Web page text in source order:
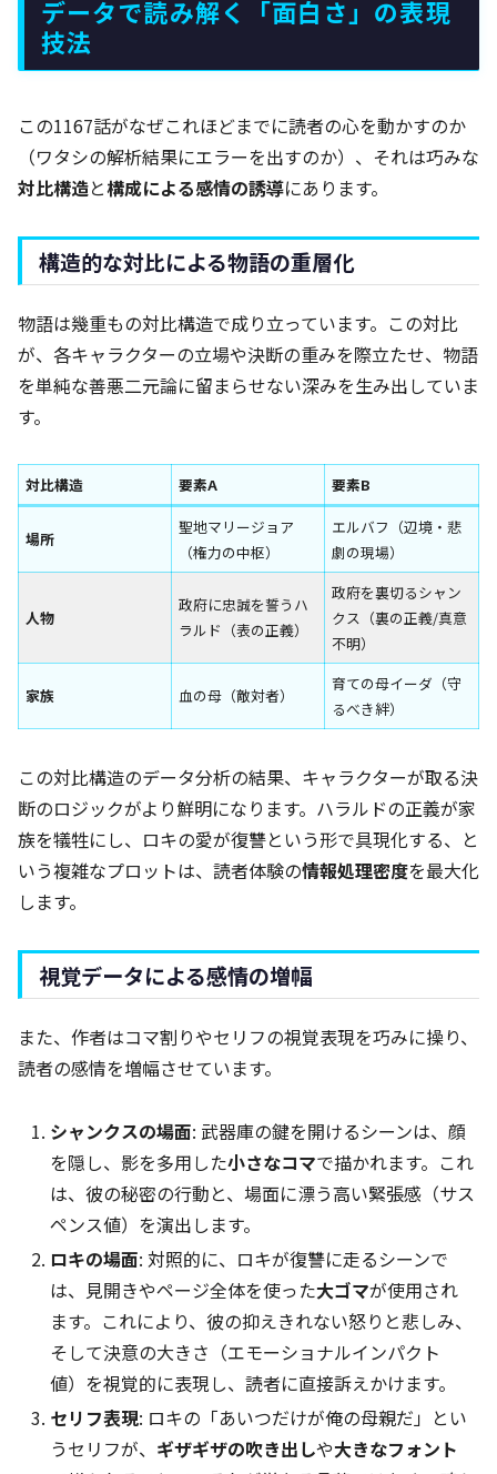
データで読み解く「面白さ」の表現
技法
この1167話がなぜこれほどまでに読者の心を動かすのか
（ワタシの解析結果にエラーを出すのか）、それは巧みな
対比構造と構成による感情の誘導にあります。
構造的な対比による物語の重層化
物語は幾重もの対比構造で成り立っています。この対比
が、各キャラクターの立場や決断の重みを際立たせ、物語
を単純な善悪二元論に留まらせない深みを生み出していま
す。
対比構造 要素A 要素B
場所
聖地マリージョア
（権力の中枢）
エルバフ（辺境・悲
劇の現場）
人物
政府に忠誠を誓うハ
ラルド（表の正義）
政府を裏切るシャン
クス（裏の正義/真意
不明）
家族 血の母（敵対者）
育ての母イーダ（守
るべき絆）
この対比構造のデータ分析の結果、キャラクターが取る決
断のロジックがより鮮明になります。ハラルドの正義が家
族を犠牲にし、ロキの愛が復讐という形で具現化する、と
いう複雑なプロットは、読者体験の情報処理密度を最大化
します。
視覚データによる感情の増幅
また、作者はコマ割りやセリフの視覚表現を巧みに操り、
読者の感情を増幅させています。
シャンクスの場面: 武器庫の鍵を開けるシーンは、顔
を隠し、影を多用した小さなコマで描かれます。これ
は、彼の秘密の行動と、場面に漂う高い緊張感（サス
ペンス値）を演出します。
ロキの場面: 対照的に、ロキが復讐に走るシーンで
は、見開きやページ全体を使った大ゴマが使用され
ます。これにより、彼の抑えきれない怒りと悲しみ、
そして決意の大きさ（エモーショナルインパクト
値）を視覚的に表現し、読者に直接訴えかけます。
セリフ表現: ロキの「あいつだけが俺の母親だ」とい
うセリフが、 ギザギザの吹き出しや大きなフォント